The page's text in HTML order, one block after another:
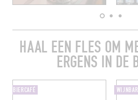
HAAL EEN FLES OM
ERGENS IN DE
BIERCAFÉ WIJNBAR